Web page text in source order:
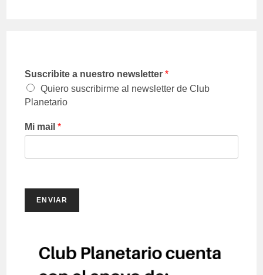
Suscribite a nuestro newsletter*
Quiero suscribirme al newsletter de Club
Planetario
Mi mail*
ENVIAR